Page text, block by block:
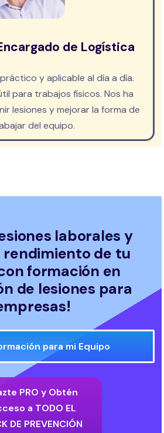
de Logística
y aplicable al día a día.
para trabajos físicos. Nos ha
lesiones y mejorar la forma de
del equipo.
laborales y
rendimiento de tu
formación en
de lesiones para
para mi Equipo
PRO y Obtén
a TODO EL
DE PREVENCIÓN